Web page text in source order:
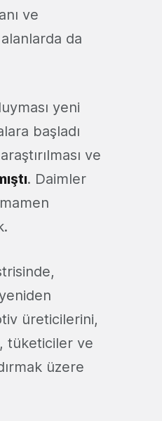
ve
da
yeni
başladı
ve
. Daimler
üreticilerini,
tüketiciler ve
üzere